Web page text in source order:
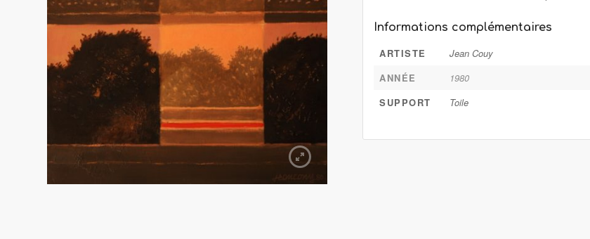
Informations complémentaires
ARTISTE
Jean Couy
ANNÉE
1980
SUPPORT
Toile